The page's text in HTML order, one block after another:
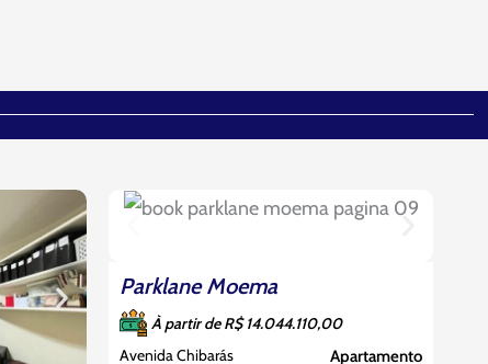
Parklane Moema
À partir de R$ 14.044.110,00
Avenida Chibarás
Apartamento
Em Construção